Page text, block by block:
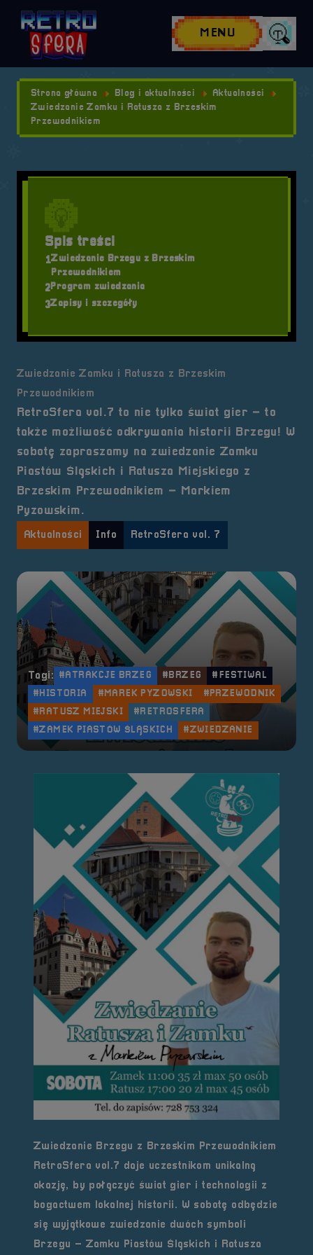
Przejdź do nawigacji
Przejdź do treści
Przejdź do stopki
MENU
Strona główna Blog i aktualności
Aktualności
Zwiedzanie Zamku i Ratusza z Brzeskim
Przewodnikiem
Zwiedzanie Zamku i Ratusza z Brzeskim
Przewodnikiem
RetroSfera vol.7 to nie tylko świat gier – to
także możliwość odkrywania historii Brzegu! W
sobotę zapraszamy na zwiedzanie Zamku
Piastów Śląskich i Ratusza Miejskiego z
Brzeskim Przewodnikiem – Markiem
Pyzowskim.
Aktualności Info RetroSfera vol. 7
Tagi: #ATRAKCJE BRZEG #BRZEG
#FESTIWAL
#HISTORIA
#MAREK PYZOWSKI
#PRZEWODNIK
#RATUSZ MIEJSKI
#RETROSFERA
#ZAMEK PIASTÓW ŚLĄSKICH
#ZWIEDZANIE
Zwiedzanie Brzegu z Brzeskim Przewodnikiem
RetroSfera vol.7 daje uczestnikom unikalną
okazję, by połączyć świat gier i technologii z
bogactwem lokalnej historii. W sobotę odbędzie
się wyjątkowe zwiedzanie dwóch symboli
Brzegu – Zamku Piastów Śląskich i Ratusza
Spis treści
1Zwiedzanie Brzegu z Brzeskim
Przewodnikiem
2Program zwiedzania
3Zapisy i szczegóły